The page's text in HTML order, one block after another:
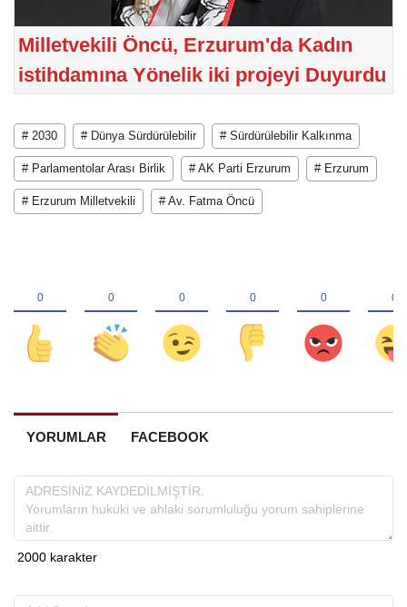
Milletvekili Öncü, Erzurum'da Kadın
istihdamına Yönelik iki projeyi Duyurdu
# 2030 # Dünya Sürdürülebilir # Sürdürülebilir Kalkınma
# Parlamentolar Arası Birlik # AK Parti Erzurum # Erzurum
# Erzurum Milletvekili # Av. Fatma Öncü
YORUMLAR FACEBOOK